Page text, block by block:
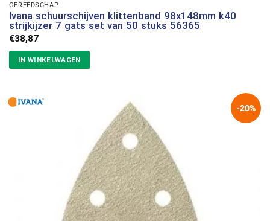
GEREEDSCHAP
Ivana schuurschijven klittenband 98x148mm k40
strijkijzer 7 gats set van 50 stuks 56365
€38,87
IN WINKELWAGEN
-20%